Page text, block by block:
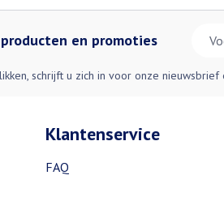
en promoties
schrijft u zich in voor onze
Klantenservice
FAQ